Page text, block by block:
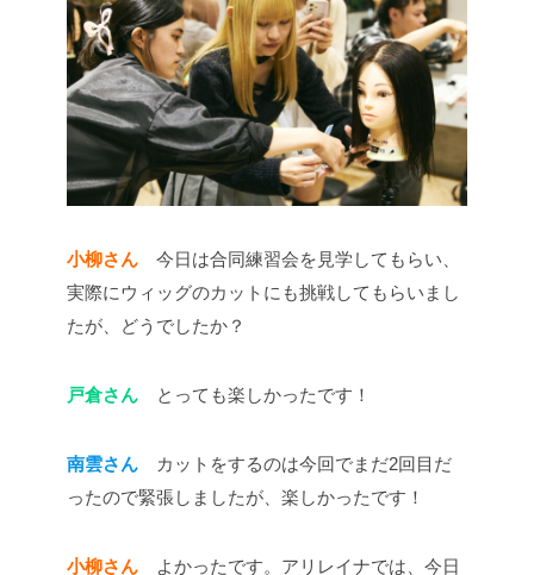
小柳さん 今日は合同練習会を見学してもらい、
実際にウィッグのカットにも挑戦してもらいまし
たが、どうでしたか？
戸倉さん とっても楽しかったです！
南雲さん
カットをするのは今回でまだ2回目だ
ったので緊張しましたが、楽しかったです！
小柳さん よかったです。アリレイナでは、今日